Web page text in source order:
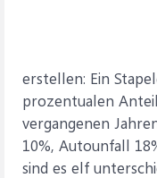
erstellen: Ein
prozentualen
vergangenen
10%, Autounfall
sind es elf